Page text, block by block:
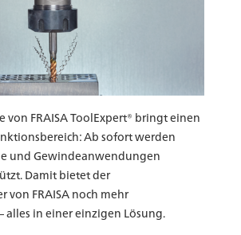
von FRAISA ToolExpert® bringt einen
Ab sofort werden
und Gewindeanwendungen
Damit bietet der
von FRAISA noch mehr
in einer einzigen Lösung.